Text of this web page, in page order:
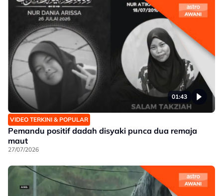
01:43
VIDEO TERKINI & POPULAR
Pemandu positif dadah disyaki punca dua remaja
maut
27/07/2026